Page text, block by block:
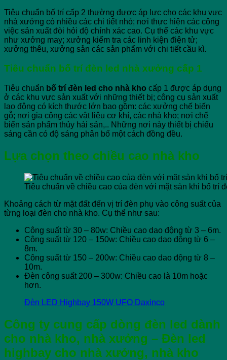
Tiêu chuẩn bố trí cấp 2 thường được áp lực cho các khu vực
nhà xưởng có nhiều các chi tiết nhỏ; nơi thực hiện các công
việc sản xuất đòi hỏi độ chính xác cao. Cụ thể các khu vực
như xưởng may; xưởng kiểm tra các linh kiện điện tử;
xưởng thêu, xưởng sản các sản phẩm với chi tiết cầu kì.
Tiêu chuẩn bố trí đèn led nhà xưởng cấp 1
Tiêu chuẩn bố trí đèn led cho nhà kho cấp 1 được áp dụng
ở các khu vực sản xuất với những thiết bị; công cụ sản xuất
lao động có kích thước lớn bao gồm: các xưởng chế biến
gỗ; nơi gia công các vật liệu cơ khí, các nhà kho; nơi chế
biến sản phẩm thủy hải sản,.. Những nơi này thiết bị chiếu
sáng cần có độ sáng phân bố một cách đồng đều.
Lựa chọn theo chiều cao nhà kho
Tiêu chuẩn về chiều cao của đèn với mặt sàn khi bố trí
Khoảng cách từ mặt đất đến vị trí đèn phụ vào công suất của
từng loại đèn cho nhà kho. Cụ thể như sau:
Công suất từ 30 – 80w: Chiều cao dao động từ 3 – 6m.
Công suất từ 120 – 150w: Chiều cao dao động từ 6 –
8m.
Công suất từ 150 – 200w: Chiều cao dao động từ 8 –
10m.
Đèn công suất 200 – 300w: Chiều cao là 10m hoặc
hơn.
Đèn LED Highbay 150W UFO Daxinco
Công ty cung cấp dòng đèn led dành
cho nhà kho, nhà xưởng – Đèn led
highbay cho nhà xưởng, nhà kho